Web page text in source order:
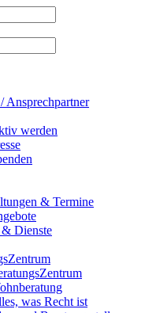
Ansprechpartner
werden
& Termine
Dienste
was Recht ist